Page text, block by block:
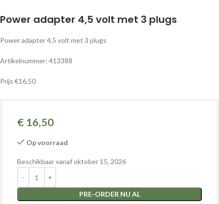
Power adapter 4,5 volt met 3 plugs
Power adapter 4,5 volt met 3 plugs
Artikelnummer; 413388
Prijs €16,50
€ 16,50
Op voorraad
Beschikbaar vanaf oktober 15, 2026
PRE-ORDER NU AL